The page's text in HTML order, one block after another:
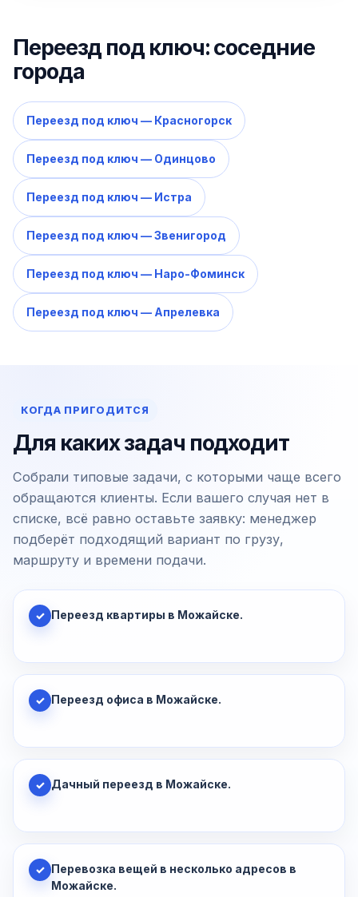
Переезд под ключ: соседние
города
Переезд под ключ — Красногорск
Переезд под ключ — Одинцово
Переезд под ключ — Истра
Переезд под ключ — Звенигород
Переезд под ключ — Наро-Фоминск
Переезд под ключ — Апрелевка
КОГДА ПРИГОДИТСЯ
Для каких задач подходит
Собрали типовые задачи, с которыми чаще всего
обращаются клиенты. Если вашего случая нет в
списке, всё равно оставьте заявку: менеджер
подберёт подходящий вариант по грузу,
маршруту и времени подачи.
✓ Переезд квартиры в Можайске.
✓ Переезд офиса в Можайске.
✓ Дачный переезд в Можайске.
✓ Перевозка вещей в несколько адресов в
Можайске.